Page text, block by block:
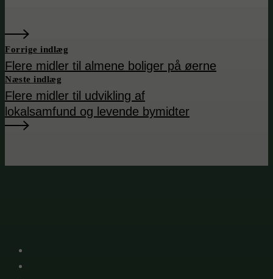
Forrige indlæg
Flere midler til almene boliger på øerne
Næste indlæg
Flere midler til udvikling af
lokalsamfund og levende bymidter